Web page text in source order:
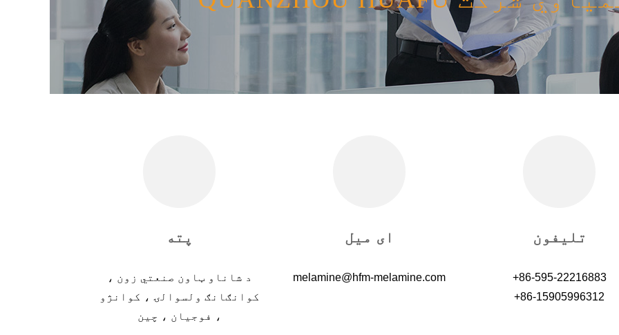
پته
د شاناو ټاون صنعتي زون ،
کوانګانګ ولسوالۍ ، کوانژو
، فوجیان ، چین
ای میل
melamine@hfm-melamine.com
تلیفون
+86-595-22216883
+86-15905996312